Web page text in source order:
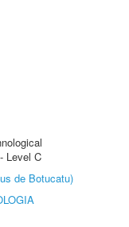
Level C
de Botucatu)